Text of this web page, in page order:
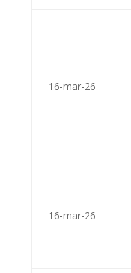
16-mar-26
16-mar-26